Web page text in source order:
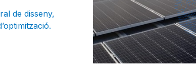
de disseny,